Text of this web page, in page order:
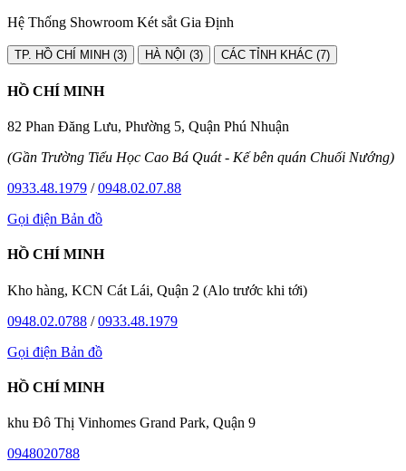
Hệ Thống Showroom Két sắt Gia Định
TP. HỒ CHÍ MINH (3) HÀ NỘI (3) CÁC TỈNH KHÁC (7)
HỒ CHÍ MINH
82 Phan Đăng Lưu, Phường 5, Quận Phú Nhuận
(Gần Trường Tiểu Học Cao Bá Quát - Kế bên quán Chuối Nướng)
0933.48.1979 /0948.02.07.88
Gọi điện Bản đồ
HỒ CHÍ MINH
Kho hàng, KCN Cát Lái, Quận 2 (Alo trước khi tới)
0948.02.0788 /0933.48.1979
Gọi điện Bản đồ
HỒ CHÍ MINH
khu Đô Thị Vinhomes Grand Park, Quận 9
0948020788